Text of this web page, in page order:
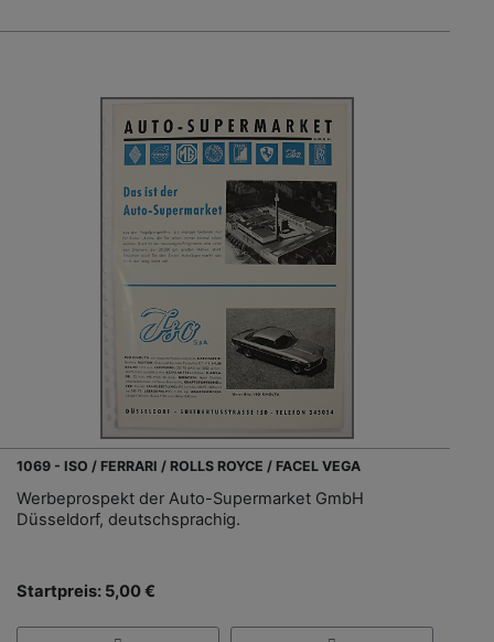
1069 - ISO / FERRARI / ROLLS ROYCE / FACEL VEGA
Werbeprospekt der Auto-Supermarket GmbH
Düsseldorf, deutschsprachig.
Startpreis: 5,00 €